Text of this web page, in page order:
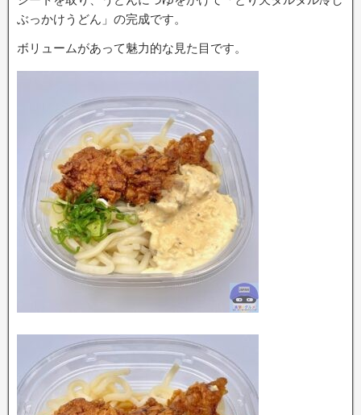
ぶっかけうどん」の完成です。
ボリュームがあって魅力的な見た目です。